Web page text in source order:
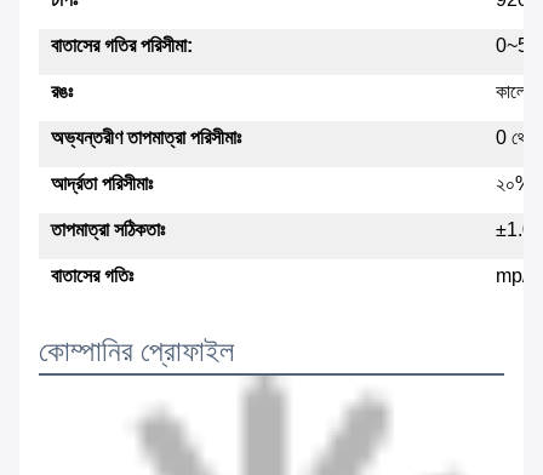
বাতাসের গতির পরিসীমা:
রঙঃ কালো
অভ্যন্তরীণ তাপমাত্রা পরিসীমাঃ 0
আর্দ্রতা পরিসীমাঃ ২০%
তাপমাত্রা সঠিকতাঃ
বাতাসের গতিঃ mp/
কোম্পানির প্রোফাইল